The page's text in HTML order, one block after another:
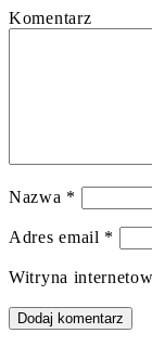
Nazwa *
Adres email *
Witryna